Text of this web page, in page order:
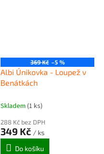
369 Kč –5 %
Albi Únikovka - Loupež v
Benátkách
Skladem (1 ks)
288 Kč bez DPH
349 Kč / ks
Do košíku